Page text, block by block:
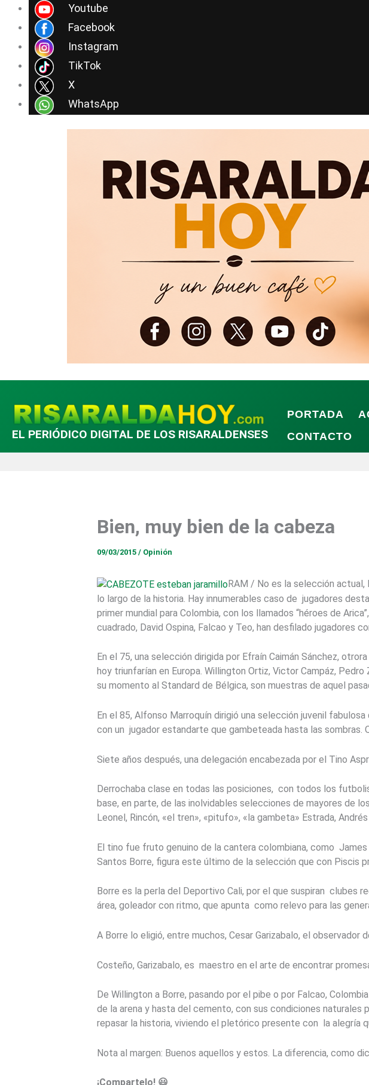
Youtube
Facebook
Instagram
TikTok
X
WhatsApp
contenido
EL PERIÓDICO DIGITAL DE LOS RISARALDENSES
PORTADA
CONTACTO
Bien, muy bien de la cabeza
09/03/2015 / Opinión
RAM / No es la selección actual,
lo largo de la historia. Hay innumerables caso de jugadores
primer mundial para Colombia, con los llamados “héroes de
cuadrado, David Ospina, Falcao y Teo, han desfilado jugadores
En el 75, una selección dirigida por Efraín Caimán Sánchez,
hoy triunfarían en Europa. Willington Ortiz, Victor Campáz,
su momento al Standard de Bélgica, son muestras de aquel
En el 85, Alfonso Marroquín dirigió una selección juvenil
con un jugador estandarte que gambeteada hasta las sombras.
Siete años después, una delegación encabezada por el Tino
Derrochaba clase en todas las posiciones, con todos los
base, en parte, de las inolvidables selecciones de mayores de
Leonel, Rincón, «el tren», «pitufo», «la gambeta» Estrada,
El tino fue fruto genuino de la cantera colombiana, como
Santos Borre, figura este último de la selección que con Piscis
Borre es la perla del Deportivo Cali, por el que suspiran clubes
área, goleador con ritmo, que apunta como relevo para las
A Borre lo eligió, entre muchos, Cesar Garizabalo, el
Costeño, Garizabalo, es maestro en el arte de encontrar
De Willington a Borre, pasando por el pibe o por Falcao,
de la arena y hasta del cemento, con sus condiciones
repasar la historia, viviendo el pletórico presente con la alegría
Nota al margen: Buenos aquellos y estos. La diferencia, como
¡Compartelo! 😃